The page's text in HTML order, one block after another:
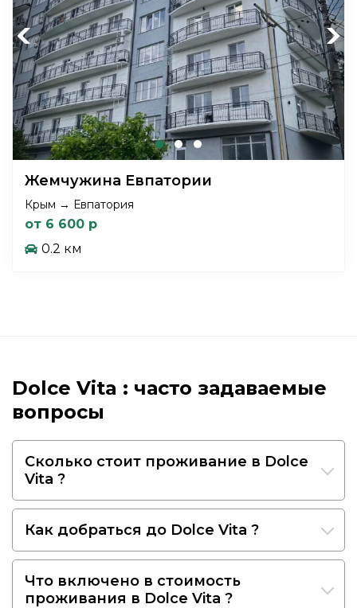
Previous Next
Жемчужина Евпатории
Крым → Евпатория
от 6 600 р
0.2 км
Dolce Vita : часто задаваемые
вопросы
Сколько стоит проживание в Dolce
Vita ?
Как добраться до Dolce Vita ?
Что включено в стоимость
проживания в Dolce Vita ?